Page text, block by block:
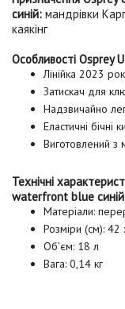
синій: мандрівки
каякінг
Особливості
Лінійка 2023
Затискач для
Надзвичайно
Еластичні бічні
Виготовлений з
Технічні
waterfront blue
Матеріали:
Розміри (см):
Об’єм: 18 л
Вага: 0,14 кг